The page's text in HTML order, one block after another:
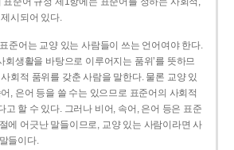
시되어 있다.
준어는 교양 있는 사람들이 쓰는 언어여야 한다.
회생활을 바탕으로 이루어지는 품위’를 뜻하므
회적 품위를 갖춘 사람을 말한다. 물론 교양 있
, 은어 등을 쓸 수는 있으므로 표준어의 사회적
고 할 수 있다. 그러나 비어, 속어, 은어 등은 표준
에 어긋난 말들이므로, 교양 있는 사람이라면 사
들이다.